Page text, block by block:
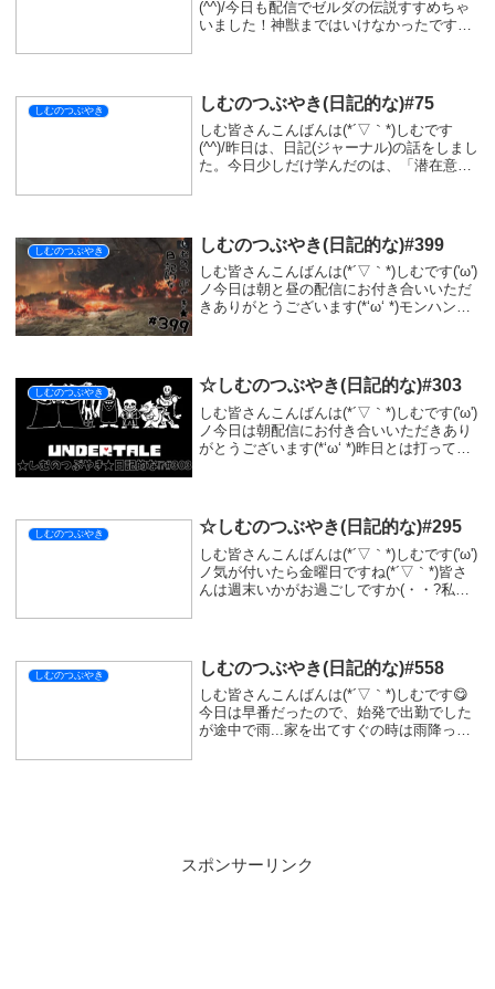
(^^)/今日も配信でゼルダの伝説すすめちゃ
いました！神獣まではいけなかったです
しむのつぶやき しむのつぶやき(日記的な)#75
しむ皆さんこんばんは(*´▽｀*)しむです
(^^)/昨日は、日記(ジャーナル)の話をしまし
た。今日少しだけ学んだのは、「潜在意
思...
しむのつぶやき しむのつぶやき(日記的な)#399
しむ皆さんこんばんは(*´▽｀*)しむです('ω')
ノ今日は朝と昼の配信にお付き合いいただ
きありがとうございます(*‘ω‘ *)モンハン
しむのつぶやき ☆しむのつぶやき(日記的な)#303
しむ皆さんこんばんは(*´▽｀*)しむです('ω')
ノ今日は朝配信にお付き合いいただきあり
がとうございます(*‘ω‘ *)昨日とは打って変
しむのつぶやき ☆しむのつぶやき(日記的な)#295
しむ皆さんこんばんは(*´▽｀*)しむです('ω')
ノ気が付いたら金曜日ですね(*´▽｀*)皆さ
んは週末いかがお過ごしですか(・・?私は3
しむのつぶやき しむのつぶやき(日記的な)#558
しむ皆さんこんばんは(*´▽｀*)しむです😋
今日は早番だったので、始発で出勤でした
が途中で雨...家を出てすぐの時は雨降って
スポンサーリンク